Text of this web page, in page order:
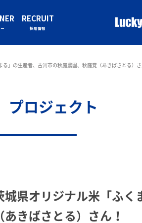
RECRUIT
採用情報
」の生産者、古河市の秋庭農園、秋庭覚（あきばさとる）
プロジェクト
城県オリジナル米「ふく
きばさとる）さん！